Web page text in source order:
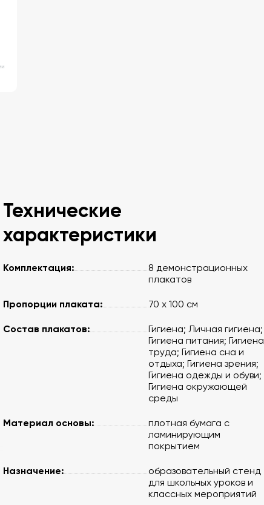
Технические
характеристики
Комплектация:
8 демонстрационных
плакатов
Пропорции плаката: 70 х 100 см
Состав плакатов:
Гигиена; Личная гигиена;
Гигиена питания; Гигиена
труда; Гигиена сна и
отдыха; Гигиена зрения;
Гигиена одежды и обуви;
Гигиена окружающей
среды
Материал основы:
плотная бумага с
ламинирующим
покрытием
Назначение:
образовательный стенд
для школьных уроков и
классных мероприятий